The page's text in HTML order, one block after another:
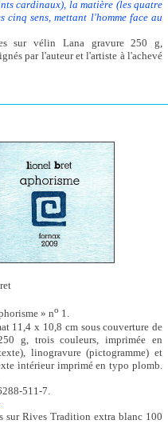
cardinaux), la matière (les quatre
cinq sens, mettant l'homme face au
sur vélin Lana gravure 250 g,
par l'auteur et l'artiste à l'achevé
» no 1.
11,4 x 10,8 cm sous couverture de
g, trois couleurs, imprimée en
linogravure (pictogramme) et
intérieur imprimé en typo plomb.
511-7.
sur Rives Tradition extra blanc 100